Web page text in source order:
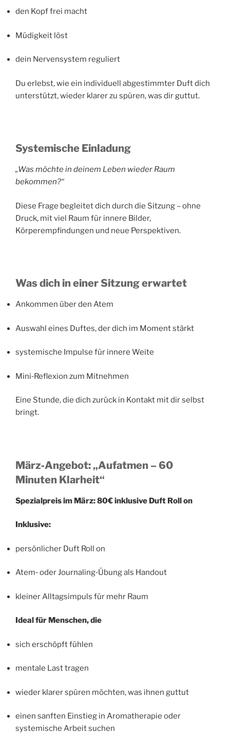
den Kopf frei macht
Müdigkeit löst
dein Nervensystem reguliert
Du erlebst, wie ein individuell abgestimmter Duft dich
unterstützt, wieder klarer zu spüren, was dir guttut.
Systemische Einladung
„Was möchte in deinem Leben wieder Raum
bekommen?“
Diese Frage begleitet dich durch die Sitzung – ohne
Druck, mit viel Raum für innere Bilder,
Körperempfindungen und neue Perspektiven.
Was dich in einer Sitzung erwartet
Ankommen über den Atem
Auswahl eines Duftes, der dich im Moment stärkt
systemische Impulse für innere Weite
Mini‑Reflexion zum Mitnehmen
Eine Stunde, die dich zurück in Kontakt mit dir selbst
bringt.
März‑Angebot: „Aufatmen – 60
Minuten Klarheit“
Spezialpreis im März: 80€ inklusive Duft Roll on
Inklusive:
persönlicher Duft Roll on
Atem‑ oder Journaling‑Übung als Handout
kleiner Alltagsimpuls für mehr Raum
Ideal für Menschen, die
sich erschöpft fühlen
mentale Last tragen
wieder klarer spüren möchten, was ihnen guttut
einen sanften Einstieg in Aromatherapie oder
systemische Arbeit suchen